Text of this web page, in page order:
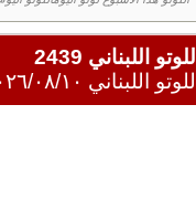
اللوتو اللبناني 2439
اللوتو اللبناني ٢٠٢٦/٠٨/١٠